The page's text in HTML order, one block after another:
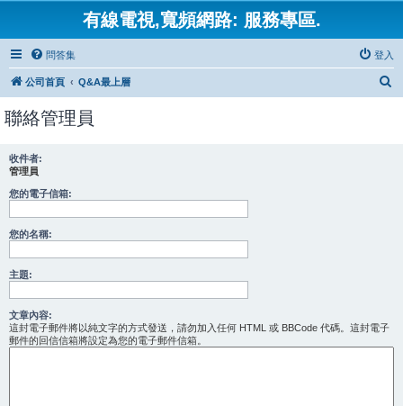
有線電視,寬頻網路: 服務專區.
問答集 登入
公司首頁 Q&A最上層
聯絡管理員
收件者:
管理員
您的電子信箱:
您的名稱:
主題:
文章內容:
這封電子郵件將以純文字的方式發送，請勿加入任何 HTML 或 BBCode 代碼。這封電子
郵件的回信信箱將設定為您的電子郵件信箱。